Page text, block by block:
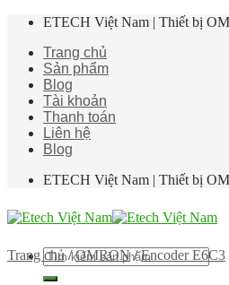
Skip
content
ETECH Việt Nam | Thiết bị
Trang chủ
Sản phẩm
Blog
Tài khoản
Thanh toán
Liên hệ
Blog
ETECH Việt Nam | Thiết bị
Tìm
kiếm:
Trang chủ / OMRON / Encoder E6C3